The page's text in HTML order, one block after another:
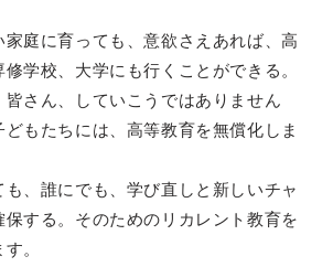
庭に育っても、意欲さえあれば、高
学校、大学にも行くことができる。
皆さん、していこうではありません
もたちには、高等教育を無償化しま
、誰にでも、学び直しと新しいチャ
保する。そのためのリカレント教育を
。